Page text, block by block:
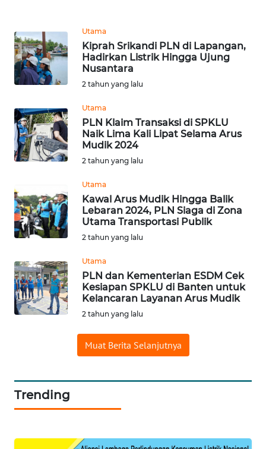
Utama
Kiprah Srikandi PLN di Lapangan,
Hadirkan Listrik Hingga Ujung
Nusantara
2 tahun yang lalu
Utama
PLN Klaim Transaksi di SPKLU
Naik Lima Kali Lipat Selama Arus
Mudik 2024
2 tahun yang lalu
Utama
Kawal Arus Mudik Hingga Balik
Lebaran 2024, PLN Siaga di Zona
Utama Transportasi Publik
2 tahun yang lalu
Utama
PLN dan Kementerian ESDM Cek
Kesiapan SPKLU di Banten untuk
Kelancaran Layanan Arus Mudik
2 tahun yang lalu
Muat Berita Selanjutnya
Trending
BORNEO
Wahana
Media
WAHANA
NEWS
WAHANA
WAHANA
ADVOKAT
INFRASTRUKTUR
WAHANA
KONSUMEN
WAHANA
TRAVEL
TV